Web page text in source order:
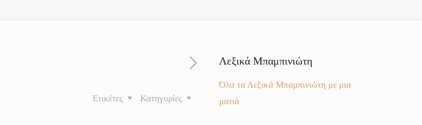
Κατηγορίες
Ετικέτες
Λεξικά Μπαμπινιώτη
Όλα τα Λεξικά Μπαμπινιώτη με μια
ματιά